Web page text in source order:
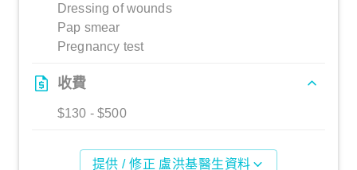
Dressing of wounds
Pap smear
Pregnancy test
收費
$130 - $500
提供 / 修正 盧洪基醫生資料